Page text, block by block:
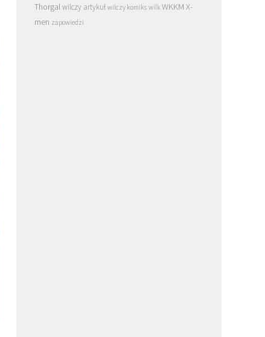
Thorgalwilczy artykuł wilczy komiks wilk WKKM X-
men zapowiedzi